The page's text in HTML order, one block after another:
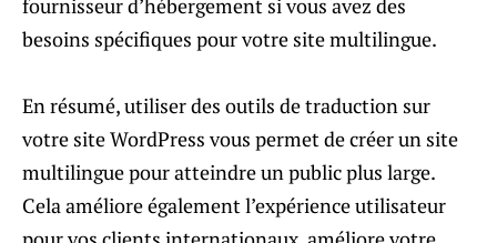
fournisseur d’hébergement si vous avez des
besoins spécifiques pour votre site multilingue.
En résumé, utiliser des outils de traduction sur
votre site WordPress vous permet de créer un site
multilingue pour atteindre un public plus large.
Cela améliore également l’expérience utilisateur